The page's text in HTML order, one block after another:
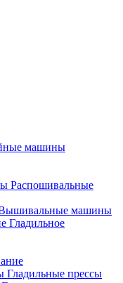
машины
Распошивальные
машины
Гладильное
Гладильные прессы